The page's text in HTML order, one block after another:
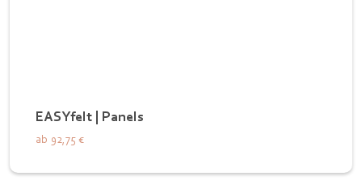
EASYfelt | Panels
ab 92,75 €